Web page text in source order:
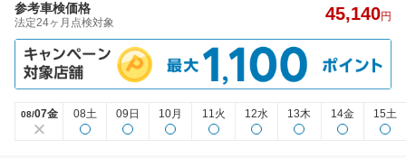
参考車検価格
法定24ヶ月点検対象 45,140円
08/07金 08土 09日 10月 11火 12水 13木 14金 15土